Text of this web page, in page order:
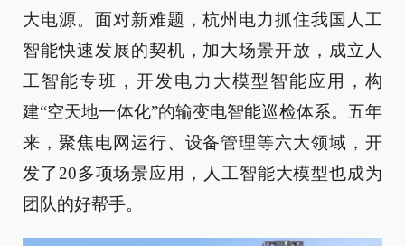
大电源。面对新难题，杭州电力抓住我国人工
智能快速发展的契机，加大场景开放，成立人
工智能专班，开发电力大模型智能应用，构
建“空天地一体化”的输变电智能巡检体系。五年
来，聚焦电网运行、设备管理等六大领域，开
发了20多项场景应用，人工智能大模型也成为
团队的好帮手。